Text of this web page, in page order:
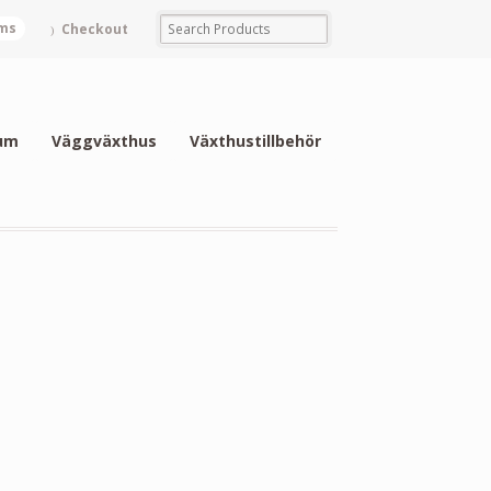
Checkout
Väggväxthus Växthustillbehör